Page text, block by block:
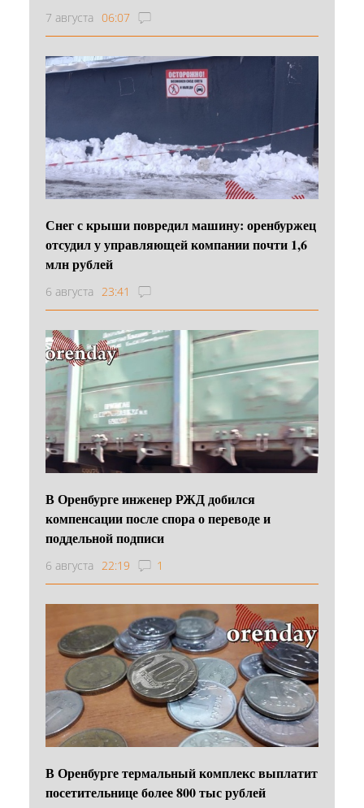
7 августа 06:07
Снег с крыши повредил машину: оренбуржец
отсудил у управляющей компании почти 1,6
млн рублей
6 августа 23:41
В Оренбурге инженер РЖД добился
компенсации после спора о переводе и
поддельной подписи
6 августа 22:19 1
В Оренбурге термальный комплекс выплатит
посетительнице более 800 тыс рублей